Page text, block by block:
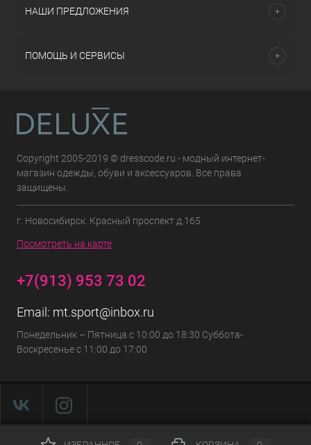
НАШИ ПРЕДЛОЖЕНИЯ
ПОМОЩЬ И СЕРВИСЫ
Copyright 2005-2019 © dresscode.ru - модный интернет-
магазин одежды, обуви и аксессуаров. Все права
защищены.
г. Новосибирск. Красный проспект д.165
Посмотреть на карте
+7(913) 953 73 02
Email: mt.sport@inbox.ru
Понедельник – Пятница с 10:00 до 18:30 Суббота-
Воскресенье с 11:00 до 17:00